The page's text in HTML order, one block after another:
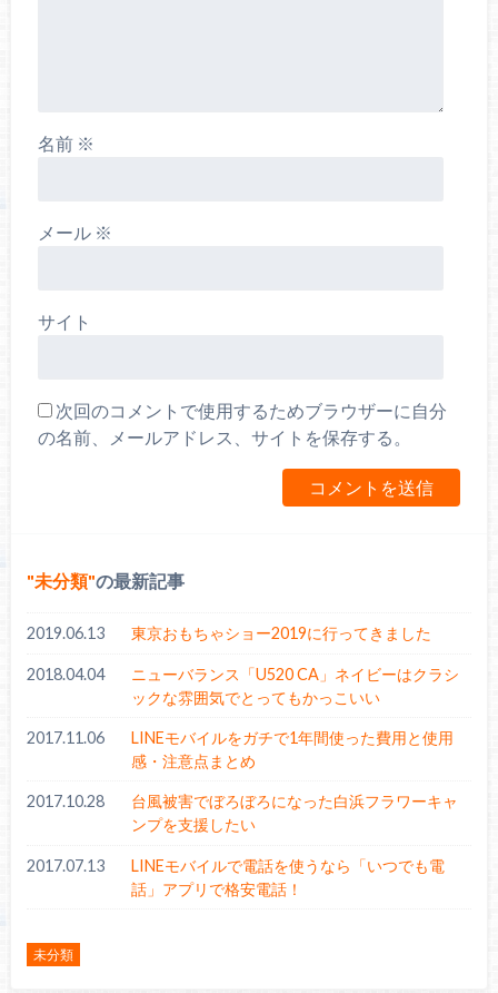
名前 ※
メール ※
サイト
次回のコメントで使用するためブラウザーに自分
の名前、メールアドレス、サイトを保存する。
未分類 の最新記事
2019.06.13 東京おもちゃショー2019に行ってきました
2018.04.04
ニューバランス「U520 CA」ネイビーはクラシ
ックな雰囲気でとってもかっこいい
2017.11.06
LINEモバイルをガチで1年間使った費用と使用
感・注意点まとめ
2017.10.28
台風被害でぼろぼろになった白浜フラワーキャ
ンプを支援したい
2017.07.13
LINEモバイルで電話を使うなら「いつでも電
話」アプリで格安電話！
未分類